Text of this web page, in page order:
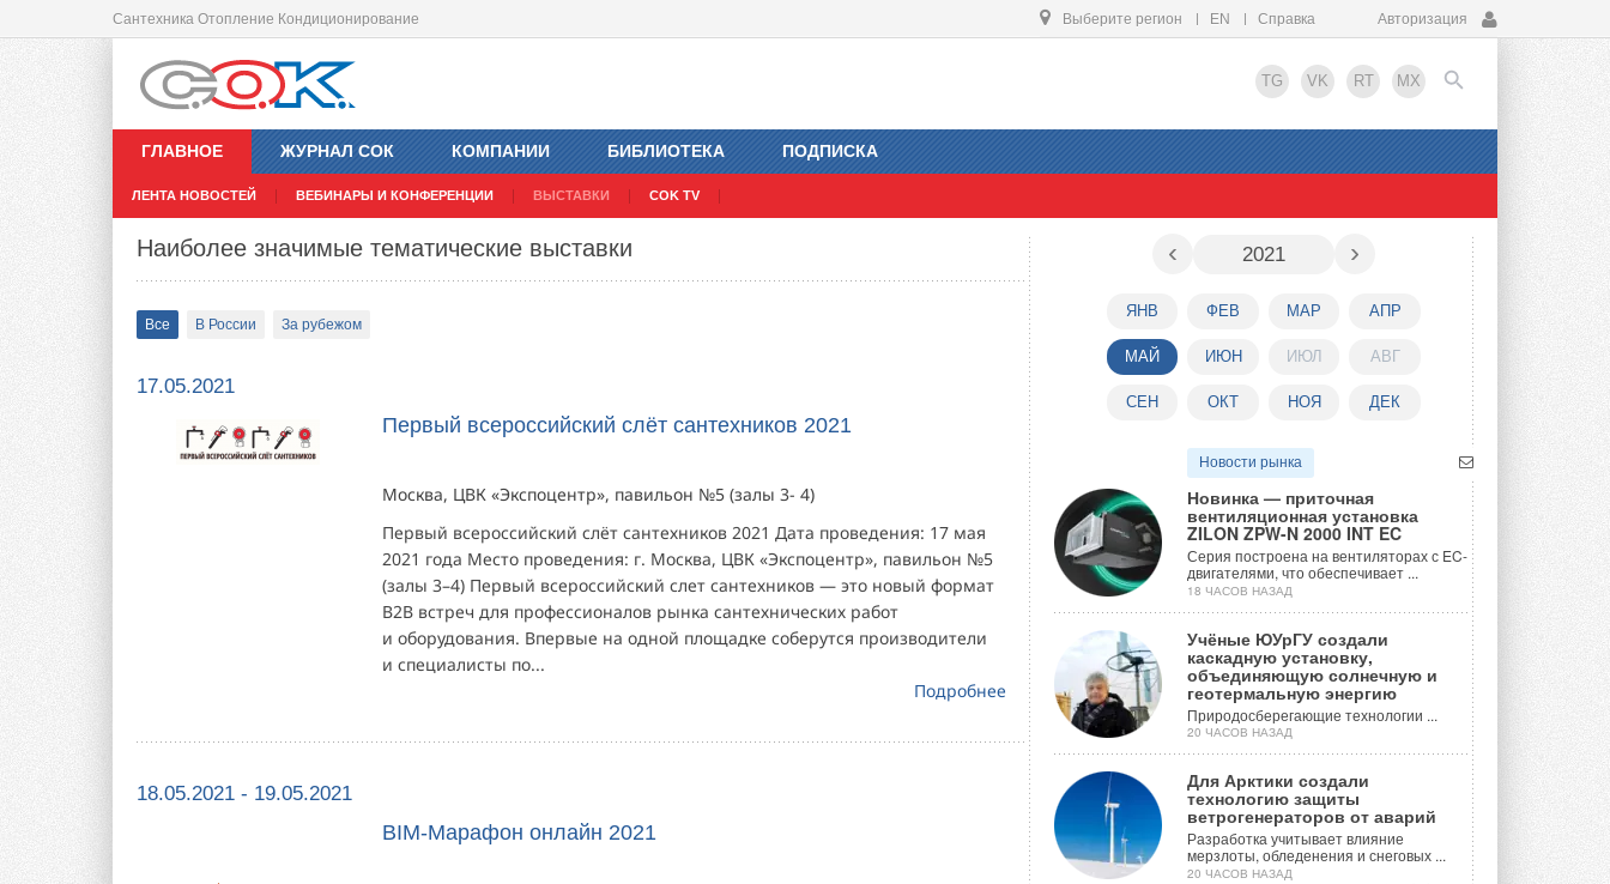
Сантехника Отопление Кондиционирование Выберите регион EN Справка Авторизация
TG VK RT MX
ГЛАВНОЕ
ЛЕНТА НОВОСТЕЙ ВЕБИНАРЫ И КОНФЕРЕНЦИИ ВЫСТАВКИ COK TV
ЖУРНАЛ СОК КОМПАНИИ БИБЛИОТЕКА ПОДПИСКА
EN
Наиболее значимые тематические выставки
Все В России За рубежом
17.05.2021
Первый всероссийский слёт сантехников 2021
Москва, ЦВК «Экспоцентр», павильон №5 (залы 3- 4)
Первый всероссийский слёт сантехников 2021 Дата проведения: 17 мая
2021 года Место проведения: г. Москва, ЦВК «Экспоцентр», павильон №5
(залы 3–4) Первый всероссийский слет сантехников — это новый формат
В2В встреч для профессионалов рынка сантехнических работ
и оборудования. Впервые на одной площадке соберутся производители
и специалисты по...
Подробнее
18.05.2021 - 19.05.2021
BIM-Марафон онлайн 2021
‹ 2021 ›
ЯНВ ФЕВ МАР АПР
МАЙ ИЮН ИЮЛ АВГ
СЕН ОКТ НОЯ ДЕК
Новости рынка
Новинка — приточная
вентиляционная установка
ZILON ZPW-N 2000 INT EC
Серия построена на вентиляторах с EC-
двигателями, что обеспечивает ...
18 ЧАСОВ НАЗАД
Учёные ЮУрГУ создали
каскадную установку,
объединяющую солнечную и
геотермальную энергию
Природосберегающие технологии ...
20 ЧАСОВ НАЗАД
Для Арктики создали
технологию защиты
ветрогенераторов от аварий
Разработка учитывает влияние
мерзлоты, обледенения и снеговых ...
20 ЧАСОВ НАЗАД